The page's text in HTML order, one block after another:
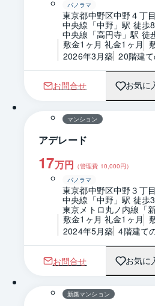
パノラマ
東京都中野区中野４丁目
中央線「中野」駅 徒歩
中央線「高円寺」駅 徒
敷金1ヶ月 礼金1ヶ月
2026年3月築 20階建
お問合せ お気1 / 0
マンション
アデレード
17万円 （管理費 10,000円）
パノラマ
東京都中野区中野３丁目
中央線「中野」駅 徒歩
東京メトロ丸ノ内線「
敷金1ヶ月 礼金1ヶ月
2024年5月築 4階建て
お問合せ お気1 / 0
新築マンション